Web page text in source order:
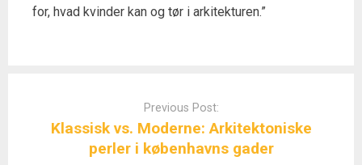
for, hvad kvinder kan og tør i arkitekturen.”
Previous Post:
Klassisk vs. Moderne: Arkitektoniske
perler i københavns gader